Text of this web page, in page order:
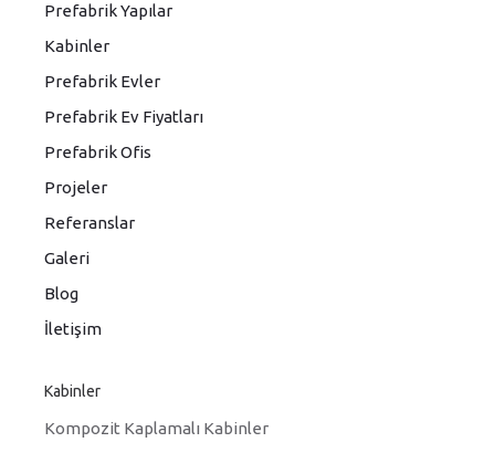
Prefabrik Yapılar
Kabinler
Prefabrik Evler
Prefabrik Ev Fiyatları
Prefabrik Ofis
Projeler
Referanslar
Galeri
Blog
İletişim
Kabinler
Kompozit Kaplamalı Kabinler